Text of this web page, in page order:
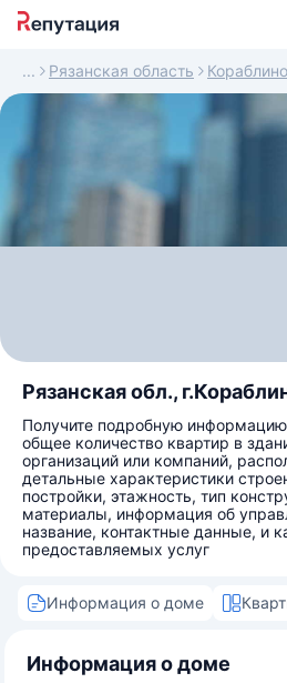
Рязанская область Кораблино
Рязанская обл.,
Получите подробную
общее количество квартир в
организаций или компаний,
детальные характеристики
постройки, этажность, тип
материалы, информация об
название, контактные данные, и
предоставляемых услуг
Информация о доме
Информация о доме